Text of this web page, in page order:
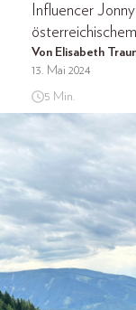
Influencer
Von Elisabeth
13. Mai 2024
5 Min.